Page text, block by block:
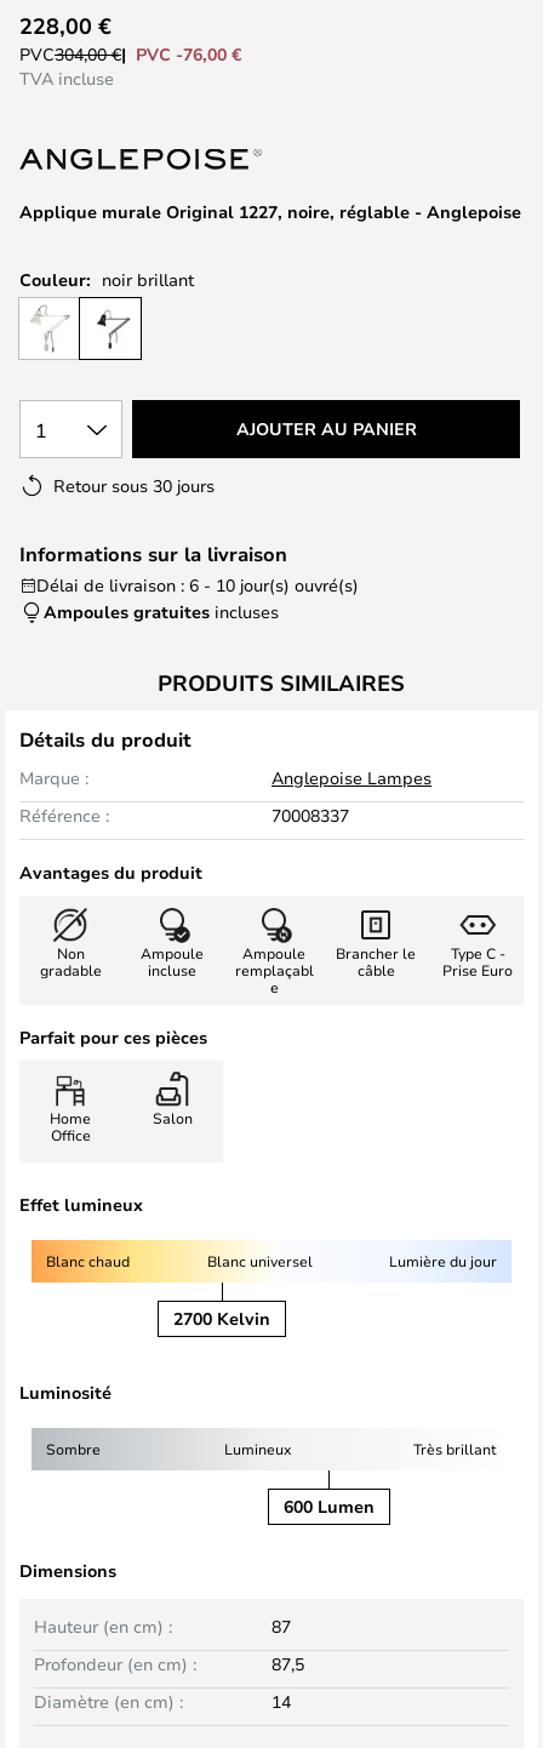
to
the
the
gallery
Applique murale Original 1227, noire, réglable - Anglepoise
228,00 €
PVC304,00 €
PVC -76,00 €
TVA incluse
Couleur: noir brillant
1 AJOUTER AU PANIER
Retour sous 30 jours
Informations sur la livraison
Délai de livraison : 6 - 10 jour(s) ouvré(s)
Ampoules gratuites incluses
PRODUITS SIMILAIRES
Détails du produit
Marque :
Anglepoise Lampes
Référence :
70008337
Avantages du produit
Non
gradable
Ampoule
incluse
Ampoule
remplaçabl
e
Brancher le
câble
Type C -
Prise Euro
Parfait pour ces pièces
Home
Office
Salon
Effet lumineux
Blanc chaud Blanc universel Lumière du jour
2700 Kelvin
Luminosité
Sombre Lumineux Très brillant
600 Lumen
Dimensions
Hauteur (en cm) :
87
Profondeur (en cm) :
87,5
Diamètre (en cm) :
14